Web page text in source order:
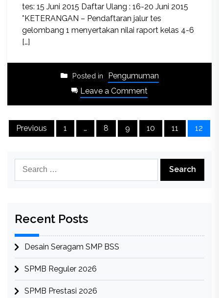
tes: 15 Juni 2015 Daftar Ulang : 16-20 Juni 2015
*KETERANGAN – Pendaftaran jalur tes
gelombang 1 menyertakan nilai raport kelas 4-6
[…]
Posted in
Pengumuman
Leave a Comment
Posts
Previous 1 … 8 9 10 11 12
Recent Posts
Desain Seragam SMP BSS
SPMB Reguler 2026
SPMB Prestasi 2026